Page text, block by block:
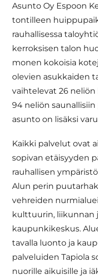
Asunto Oy Espoon
tontilleen
rauhallisessa
kerroksisen talon
monen kokoisia
olevien asukkaiden
vaihtelevat 26
94 neliön
asunto on lisäksi
Kaikki palvelut ovat
sopivan etäisyyden
rauhallisen
Alun perin
vehreiden
kulttuurin, liikunnan
kaupunkikeskus.
tavalla luonto ja
palveluiden Tapiola
nuorille aikuisille ja